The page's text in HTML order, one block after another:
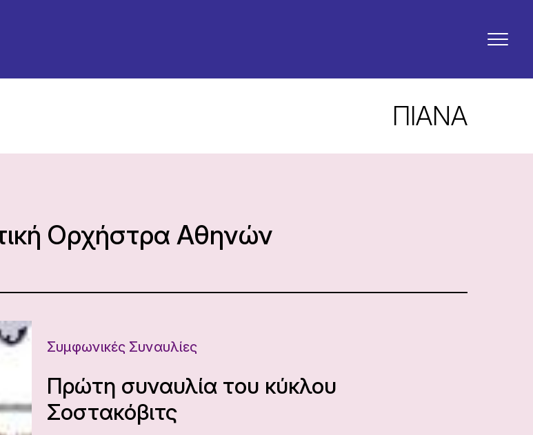
ΠΙΑΝΑ
Ορχήστρα Αθηνών
Συμφωνικές Συναυλίες
Πρώτη συναυλία του κύκλου
Σοστακόβιτς